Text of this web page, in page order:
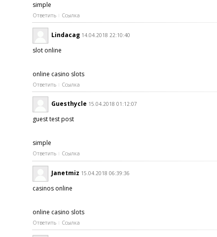
simple
Ответить Ссылка
Lindacag 14.04.2018 22:10:40
slot online
online casino slots
Ответить Ссылка
Guesthycle 15.04.2018 01:12:07
guest test post
simple
Ответить Ссылка
Janetmiz 15.04.2018 06:39:36
casinos online
online casino slots
Ответить Ссылка